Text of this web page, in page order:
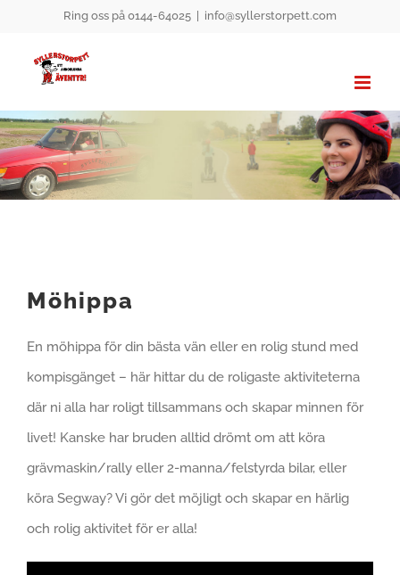
innehållet
Ring oss på 0144-64025 info@syllerstorpett.com
Möhippa
En möhippa för din bästa vän eller en rolig stund med
kompisgänget – här hittar du de roligaste aktiviteterna
där ni alla har roligt tillsammans och skapar minnen för
livet! Kanske har bruden alltid drömt om att köra
grävmaskin/rally eller 2-manna/felstyrda bilar, eller
köra Segway? Vi gör det möjligt och skapar en härlig
och rolig aktivitet för er alla!